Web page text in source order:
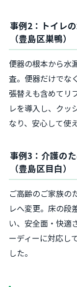
事例2：トイレ
（豊島区巣鴨）
便器の根本から水
査。便器だけでな
張替えも含めてリ
レを導入し、クッ
なり、安心して使
事例3：介護の
（豊島区目白）
ご高齢のご家族の
レへ変更。床の段
い、安全面・快適
ーディーに対応し
した。